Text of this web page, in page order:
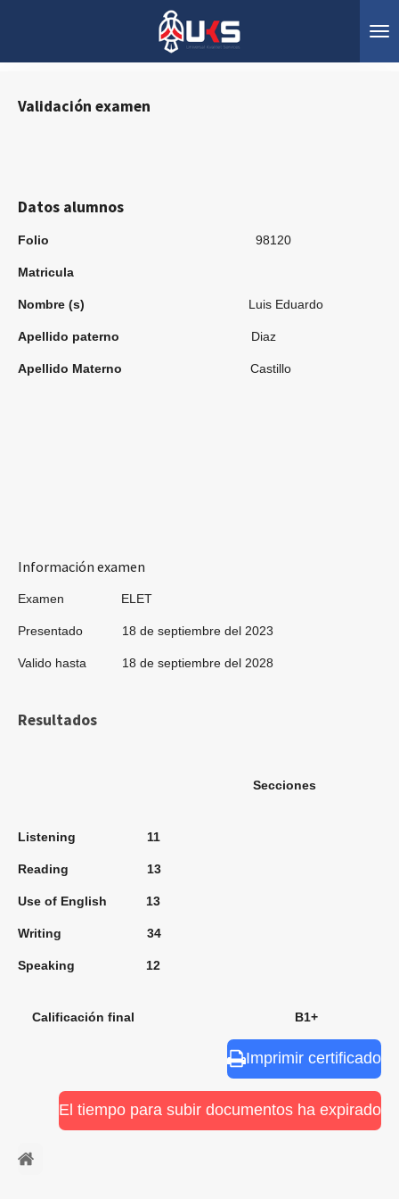
Validación examen
Datos alumnos
Folio 98120
Matricula
Nombre (s) Luis Eduardo
Apellido paterno Diaz
Apellido Materno Castillo
Información examen
Examen ELET
Presentado 18 de septiembre del 2023
Valido hasta 18 de septiembre del 2028
Resultados
Secciones
Listening 11
Reading 13
Use of English 13
Writing 34
Speaking 12
Calificación final B1+
Imprimir certificado
El tiempo para subir documentos ha expirado
⠀ㅤ